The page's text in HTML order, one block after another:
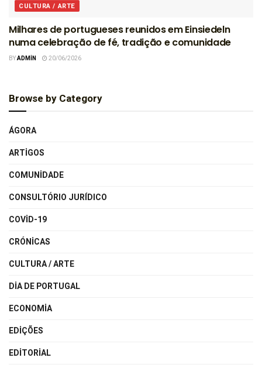
CULTURA / ARTE
Milhares de portugueses reunidos em Einsiedeln
numa celebração de fé, tradição e comunidade
BYADMIN 20/06/2026
Browse by Category
ÁGORA
ARTIGOS
COMUNIDADE
CONSULTÓRIO JURÍDICO
COVID-19
CRÓNICAS
CULTURA / ARTE
DIA DE PORTUGAL
ECONOMIA
EDIÇÕES
EDITORIAL